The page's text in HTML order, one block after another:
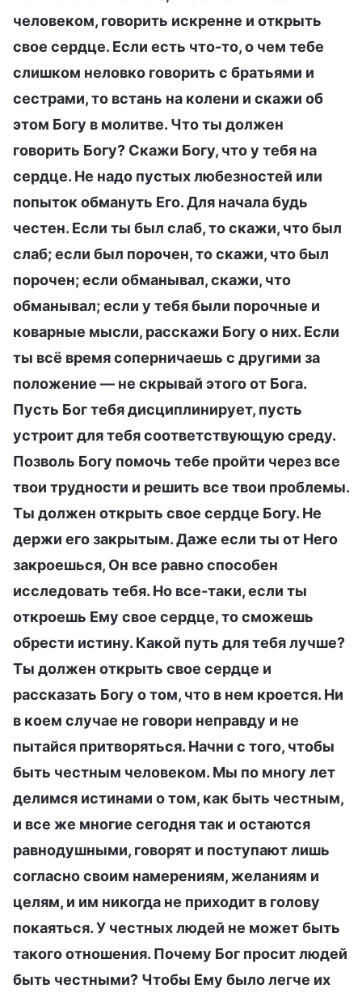
человеком, говорить искренне и открыть
свое сердце. Если есть что-то, о чем тебе
слишком неловко говорить с братьями и
сестрами, то встань на колени и скажи об
этом Богу в молитве. Что ты должен
говорить Богу? Скажи Богу, что у тебя на
сердце. Не надо пустых любезностей или
попыток обмануть Его. Для начала будь
честен. Если ты был слаб, то скажи, что был
слаб; если был порочен, то скажи, что был
порочен; если обманывал, скажи, что
обманывал; если у тебя были порочные и
коварные мысли, расскажи Богу о них. Если
ты всё время соперничаешь с другими за
положение — не скрывай этого от Бога.
Пусть Бог тебя дисциплинирует, пусть
устроит для тебя соответствующую среду.
Позволь Богу помочь тебе пройти через все
твои трудности и решить все твои проблемы.
Ты должен открыть свое сердце Богу. Не
держи его закрытым. Даже если ты от Него
закроешься, Он все равно способен
исследовать тебя. Но все-таки, если ты
откроешь Ему свое сердце, то сможешь
обрести истину. Какой путь для тебя лучше?
Ты должен открыть свое сердце и
рассказать Богу о том, что в нем кроется. Ни
в коем случае не говори неправду и не
пытайся притворяться. Начни с того, чтобы
быть честным человеком. Мы по многу лет
делимся истинами о том, как быть честным,
и все же многие сегодня так и остаются
равнодушными, говорят и поступают лишь
согласно своим намерениям, желаниям и
целям, и им никогда не приходит в голову
покаяться. У честных людей не может быть
такого отношения. Почему Бог просит людей
быть честными? Чтобы Ему было легче их